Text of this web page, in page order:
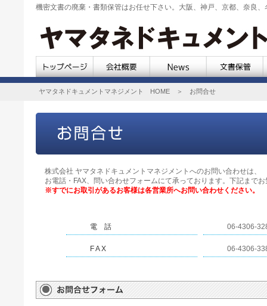
機密文書の廃棄・書類保管はお任せ下さい。大阪、神戸、京都、奈良
ヤマタネドキュメントマネジメント HOME ＞ お問合せ
株式会社 ヤマタネドキュメントマネジメントへのお問い合わせは、
お電話・FAX、問い合わせフォームにて承っております。下記まで
※すでにお取引があるお客様は各営業所へお問い合わせください。
電 話 06-4306-
F A X 06-4306-